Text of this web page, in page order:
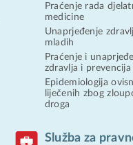
Praćenje rada
medicine
Unaprjeđenje
mladih
Praćenje i
zdravlja i
Epidemiologija
liječenih zbog
droga
Služba za